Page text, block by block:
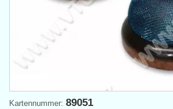
Kartennummer: 89051